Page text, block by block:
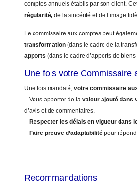
comptes annuels établis par son client.
régularité, de la sincérité et de l’image
Le commissaire aux comptes peut
transformation (dans le cadre de la
apports (dans le cadre d’apports de
Une fois votre Commissaire
Une fois mandaté, votre commissaire
– Vous apporter de la valeur ajouté dans
d’avis et de commentaires.
– Respecter les délais en vigueur dans
– Faire preuve d’adaptabilité pour
Recommandations